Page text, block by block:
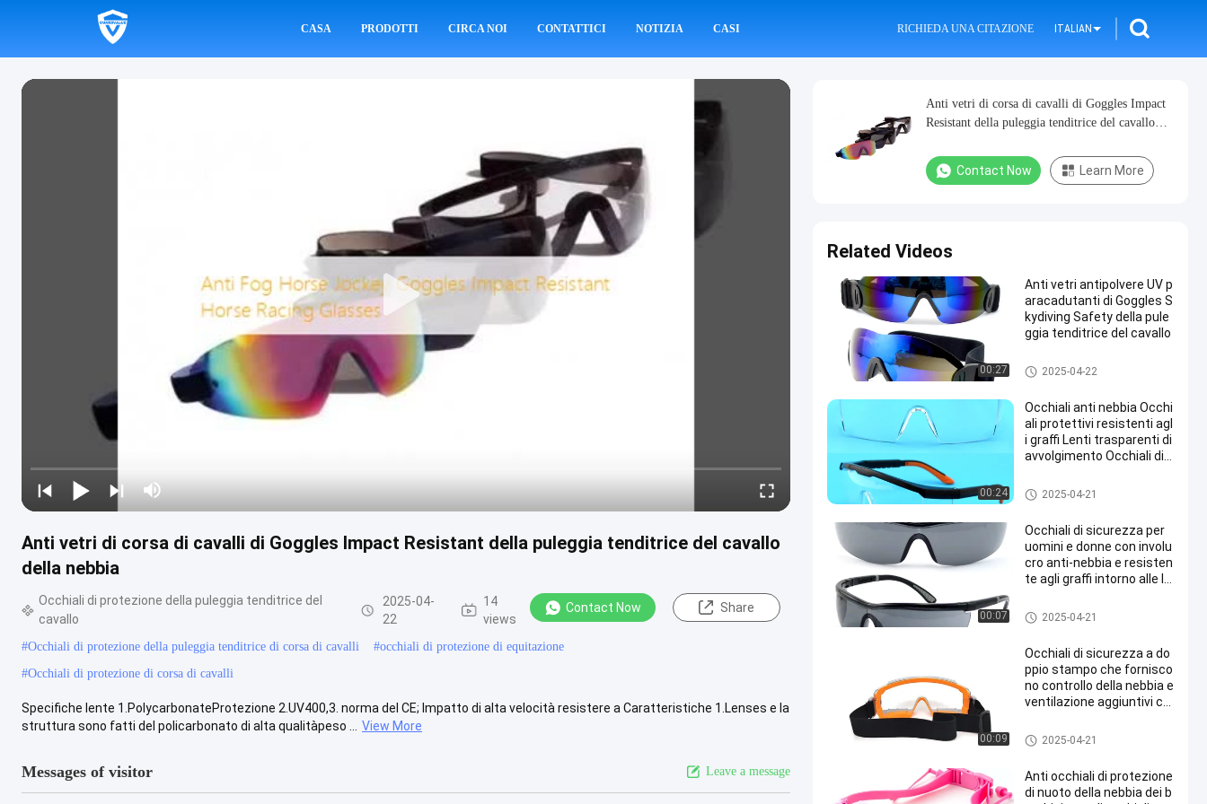
CASA PRODOTTI CIRCA NOI CONTATTICI NOTIZIA CASI RICHIEDA UNA CITAZIONE ITALIAN
Anti vetri di corsa di cavalli di Goggles Impact Resistant della puleggia tenditrice del cavallo
della nebbia
Occhiali di protezione della puleggia tenditrice del
cavallo
2025-04-
22
14
views
Contact Now Share
#Occhiali di protezione della puleggia tenditrice di corsa di cavalli #occhiali di protezione di equitazione
#Occhiali di protezione di corsa di cavalli
Specifiche lente 1.PolycarbonateProtezione 2.UV400,3. norma del CE; Impatto di alta velocità resistere a Caratteristiche 1.Lenses e la
struttura sono fatti del policarbonato di alta qualitàpeso ...
View More
Messages of visitor Leave a message
Anti vetri di corsa di cavalli di Goggles Impact
Resistant della puleggia tenditrice del cavallo
Contact Now Learn More
Related Videos
00:27
Anti vetri antipolvere UV p
aracadutanti di Goggles S
kydiving Safety della pule
ggia tenditrice del cavallo
Occhiali di protezione della pul
eggia tenditrice del cavallo
2025-04-22
00:24
Occhiali anti nebbia Occhi
ali protettivi resistenti agl
i graffi Lenti trasparenti di
avvolgimento Occhiali di s
olo Templi regolabili Occhi
ali da laboratorio
Occhiali di protezione degli oc
chiali di protezione
2025-04-21
00:07
Occhiali di sicurezza per
uomini e donne con involu
cro anti-nebbia e resisten
te agli graffi intorno alle le
so
Occhiali di protezione degli oc
chiali di protezione
2025-04-21
00:09
Occhiali di sicurezza a do
ppio stampo che fornisco
no controllo della nebbia e
ventilazione aggiuntivi co
Occhiali di protezione degli oc
chiali di protezione
2025-04-21
Anti occhiali di protezione
di nuoto della nebbia dei b